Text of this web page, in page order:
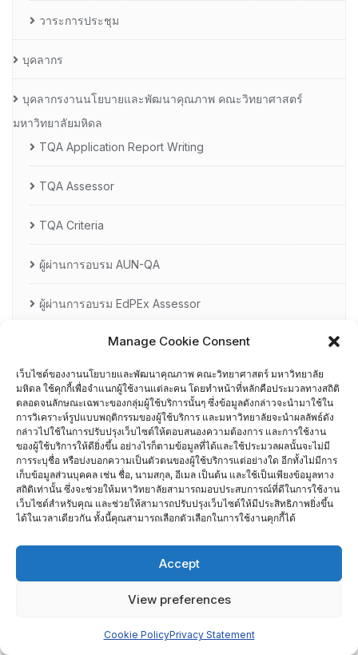
Manage Cookie Consent
เว็บไซต์ของงานนโยบายและพัฒนาคุณภาพ คณะวิทยาศาสตร์ มหาวิทยาลัย
มหิดล ใช้คุกกี้เพื่อจำแนกผู้ใช้งานแต่ละคน โดยทำหน้าที่หลักคือประมวลทางสถิติ
ตลอดจนลักษณะเฉพาะของกลุ่มผู้ใช้บริการนั้นๆ ซึ่งข้อมูลดังกล่าวจะนำมาใช้ใน
การวิเคราะห์รูปแบบพฤติกรรมของผู้ใช้บริการ และมหาวิทยาลัยจะนำผลลัพธ์ดัง
กล่าวไปใช้ในการปรับปรุงเว็บไซต์ให้ตอบสนองความต้องการ และการใช้งาน
ของผู้ใช้บริการให้ดียิ่งขึ้น อย่างไรก็ตามข้อมูลที่ได้และใช้ประมวลผลนั้นจะไม่มี
การระบุชื่อ หรือบ่งบอกความเป็นตัวตนของผู้ใช้บริการแต่อย่างใด อีกทั้งไม่มีการ
เก็บข้อมูลส่วนบุคคล เช่น ชื่อ, นามสกุล, อีเมล เป็นต้น และใช้เป็นเพียงข้อมูลทาง
สถิติเท่านั้น ซึ่งจะช่วยให้มหาวิทยาลัยสามารถมอบประสบการณ์ที่ดีในการใช้งาน
เว็บไซต์สำหรับคุณ และช่วยให้สามารถปรับปรุงเว็บไซต์ให้มีประสิทธิภาพยิ่งขึ้น
ได้ในเวลาเดียวกัน ทั้งนี้คุณสามารถเลือกตัวเลือกในการใช้งานคุกกี้ได้
Accept
View preferences
Cookie PolicyPrivacy Statement
วาระการประชุม
บุคลากร
บุคลากรงานนโยบายและพัฒนาคุณภาพ คณะวิทยาศาสตร์
มหาวิทยาลัยมหิดล
TQA Application Report Writing
TQA Assessor
TQA Criteria
ผู้ผ่านการอบรม AUN-QA
ผู้ผ่านการอบรม EdPEx Assessor
รายชื่อกรรมการเยี่ยมสำรวจภาควิชา
ศึกษาดูงาน
อื่น ๆ
กรรมการบริหารความเสี่ยง
การอบรมพัฒนาหัวหน้าภาควิชา (HDP)
คณะกรรมการรับเรื่องร้องเรียน
คณะผู้บริหารคณะวิทยาศาสตร์ ที่ผ่านการอบรมด้านพัฒนา